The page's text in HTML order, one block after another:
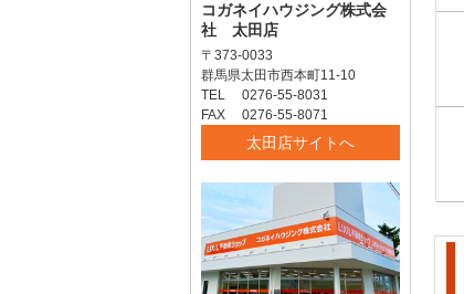
コガネイハウジング株式会
社 太田店
〒373-0033
群馬県太田市西本町11-10
TEL 0276-55-8031
FAX 0276-55-8071
太田店サイトへ